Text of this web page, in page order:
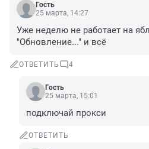
Гость
25 марта, 14:27
Уже неделю не работает на
"Обновление..." и всё
ОТВЕТИТЬ 4
Гость
25 марта, 15:01
подключай прокси
ОТВЕТИТЬ